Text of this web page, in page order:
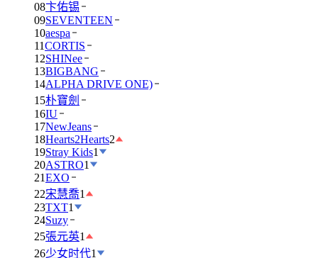
08卞佑锡
09SEVENTEEN
10aespa
11CORTIS
12SHINee
13BIGBANG
14ALPHA DRIVE ONE)
15朴寶劍
16IU
17NewJeans
18Hearts2Hearts2
19Stray Kids1
20ASTRO1
21EXO
22宋慧喬1
23TXT1
24Suzy
25張元英1
26少女时代1